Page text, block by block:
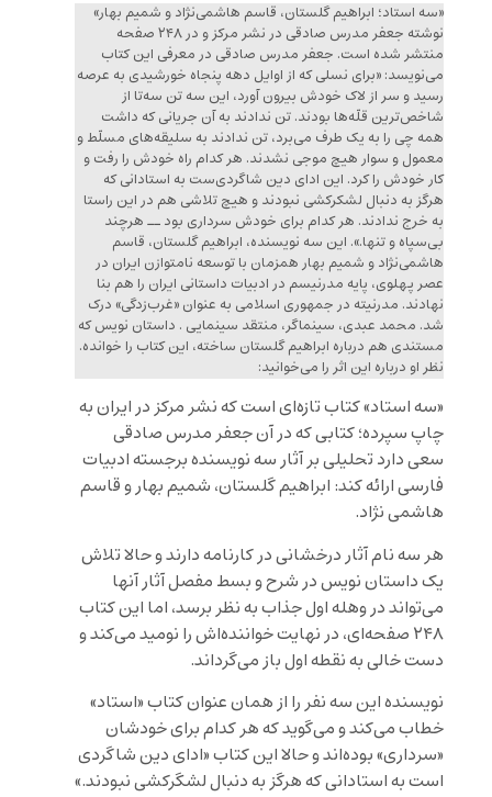
«سه استاد؛ ابراهیم گلستان، قاسم هاشمی‌نژاد و شمیم بهار»
نوشته جعفر مدرس صادقی در نشر مرکز و در ۲۴۸ صفحه
منتشر شده است. جعفر مدرس صادقی در معرفی این کتاب
می‌نویسد: «برای نسلی که از اوایل دهه‌ پنجاه خورشیدی به عرصه
رسید و سر از لاک خودش بیرون آورد، این سه تن سه‌تا از
شاخص‌ترین قلّه‌ها بودند. تن ندادند به آن جریانی که داشت
همه چی را به یک طرف می‌برد، تن ندادند به سلیقه‌های مسلّط و
معمول و سوار هیچ موجی نشدند. هر کدام راه خودش را رفت و
کار خودش را کرد. این ادای دین شاگردی‌ست به استادانی که
هرگز به دنبال لشکرکشی نبودند و هیچ تلاشی هم در این راستا
به خرج ندادند. هر کدام برای خودش سرداری بود ــ هرچند
بی‌سپاه و تنها.». این سه نویسنده، ابراهیم گلستان، قاسم
هاشمی‌نژاد و شمیم بهار همزمان با توسعه نامتوازن ایران در
عصر پهلوی، پایه مدرنیسم در ادبیات داستانی ایران را هم بنا
نهادند. مدرنیته در جمهوری اسلامی به عنوان «غرب‌زدگی» درک
شد. محمد عبدی، سینماگر، منتقد سینمایی . داستان نویس که
مستندی هم درباره ابراهیم گلستان ساخته، این کتاب را خوانده.
نظر او درباره این اثر را می‌خوانید:
«سه استاد» کتاب تازه‌ای است که نشر مرکز در ایران به
چاپ سپرده؛ کتابی که در آن جعفر مدرس صادقی
سعی دارد تحلیلی بر آثار سه نویسنده برجسته ادبیات
فارسی ارائه کند: ابراهیم گلستان، شمیم بهار و قاسم
هاشمی نژاد.
هر سه نام آثار درخشانی در کارنامه دارند و حالا تلاش
یک داستان نویس در شرح و بسط مفصل آثار آنها
می‌تواند در وهله اول جذاب به نظر برسد، اما این کتاب
۲۴۸ صفحه‌ای، در نهایت خواننده‌اش را نومید می‌کند و
دست خالی به نقطه اول باز می‌گرداند.
نویسنده این سه نفر را از همان عنوان کتاب «استاد»
خطاب می‌کند و می‌گوید که هر کدام برای خودشان
«سرداری» بوده‌اند و حالا این کتاب «ادای دین شاگردی
است به استادانی که هرگز به دنبال لشگرکشی نبودند.»